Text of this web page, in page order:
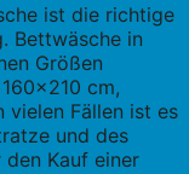
ist die richtige
Bettwäsche in
Größen
cm,
vielen Fällen ist es
und des
Kauf einer